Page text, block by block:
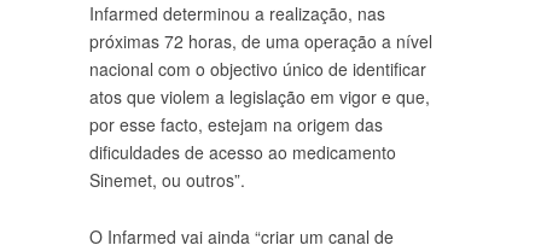
Infarmed determinou a realização, nas
próximas 72 horas, de uma operação a nível
nacional com o objectivo único de identificar
atos que violem a legislação em vigor e que,
por esse facto, estejam na origem das
dificuldades de acesso ao medicamento
Sinemet, ou outros”.
O Infarmed vai ainda “criar um canal de